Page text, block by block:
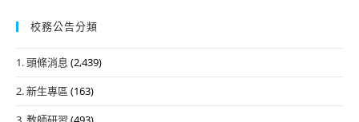
校務公告分類
1. 頭條消息 (2,439)
2. 新生專區 (163)